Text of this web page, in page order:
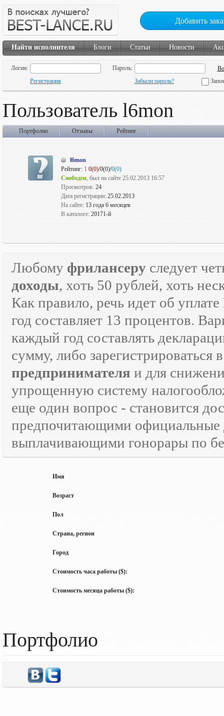
Добавить
Найти исполнителя Блоги Статьи Новости
Логин:
Пароль:
Регистрация
Забыли пароль?
Пользователь l6mon
Портфолио Отзывы Рейтинг
l6mon
Рейтинг: 1 0(0)/0(0)/0(0)
Свободен, был на сайте 25.02.2013 16:57
Просмотров: 24
Дата регистрации: 25.02.2013
На сайте: 13 года 6 месяцев
В каталоге: 20171-й
Любому фрилансеру следует
доходы, хоть 50 рублей, хоть
Как правило, речь идет об
год составляет 13 процентов.
каждый год составлять
сумму, либо зарегистрироваться
предпринимателя и для
упрощенную систему
еще один вопрос - становится
предпочитающими официальные
выплачивающими гонорары по
Имя
Возраст
Пол
Страна, регион
Город
Стоимость часа работы ($):
Стоимость месяца работы ($):
Портфолио